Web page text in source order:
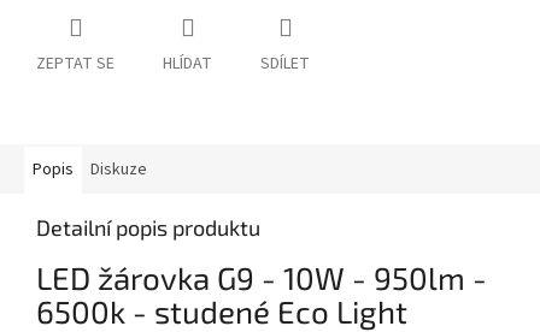
ZEPTAT SE HLÍDAT SDÍLET
Popis Diskuze
Detailní popis produktu
LED žárovka G9 - 10W - 950lm -
6500k - studené Eco Light